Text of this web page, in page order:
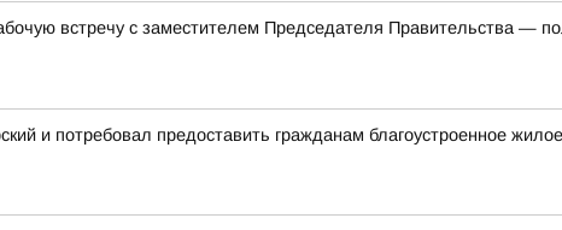
встречу с заместителем Председателя Правительства —
и потребовал предоставить гражданам благоустроенное